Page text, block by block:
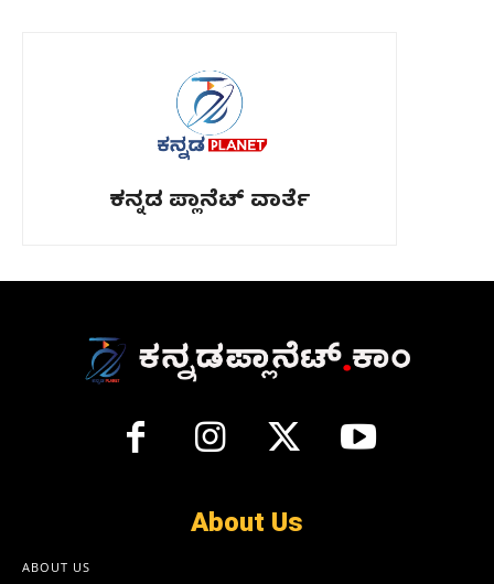
ಕನ್ನಡ ಪ್ಲಾನೆಟ್ ವಾರ್ತೆ
About Us
ABOUT US